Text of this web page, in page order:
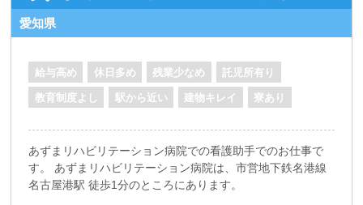
愛知県
給与高め 休日多め 残業少なめ 託児所有り
教育制度よし 駅から近い 建物キレイ 寮あり
あずまリハビリテーション病院での看護助手でのお仕事で
す。 あずまリハビリテーション病院は、市営地下鉄名港線
名古屋港駅 徒歩1分のところにあります。